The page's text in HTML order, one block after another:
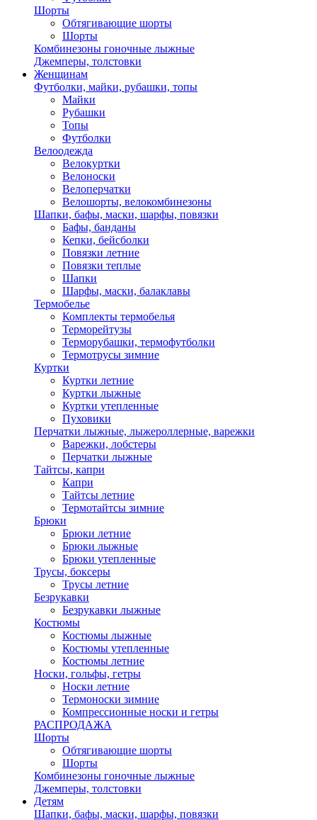
Шорты
Обтягивающие шорты
Шорты
Комбинезоны гоночные лыжные
Джемперы, толстовки
Женщинам
Футболки, майки, рубашки, топы
Майки
Рубашки
Топы
Футболки
Велоодежда
Велокуртки
Велоноски
Велоперчатки
Велошорты, велокомбинезоны
Шапки, бафы, маски, шарфы, повязки
Бафы, банданы
Кепки, бейсболки
Повязки летние
Повязки теплые
Шапки
Шарфы, маски, балаклавы
Термобелье
Комплекты термобелья
Терморейтузы
Терморубашки, термофутболки
Термотрусы зимние
Куртки
Куртки летние
Куртки лыжные
Куртки утепленные
Пуховики
Перчатки лыжные, лыжероллерные, варежки
Варежки, лобстеры
Перчатки лыжные
Тайтсы, капри
Капри
Тайтсы летние
Термотайтсы зимние
Брюки
Брюки летние
Брюки лыжные
Брюки утепленные
Трусы, боксеры
Трусы летние
Безрукавки
Безрукавки лыжные
Костюмы
Костюмы лыжные
Костюмы утепленные
Костюмы летние
Носки, гольфы, гетры
Носки летние
Термоноски зимние
Компрессионные носки и гетры
РАСПРОДАЖА
Шорты
Обтягивающие шорты
Шорты
Комбинезоны гоночные лыжные
Джемперы, толстовки
Детям
Шапки, бафы, маски, шарфы, повязки